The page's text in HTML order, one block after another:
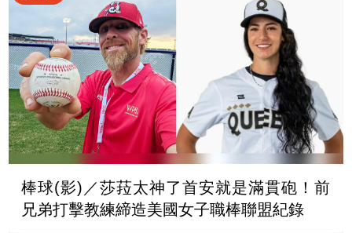
棒球(影)／莎菈太神了首安就是滿貫砲！前
兄弟打擊教練締造美國女子職棒聯盟紀錄